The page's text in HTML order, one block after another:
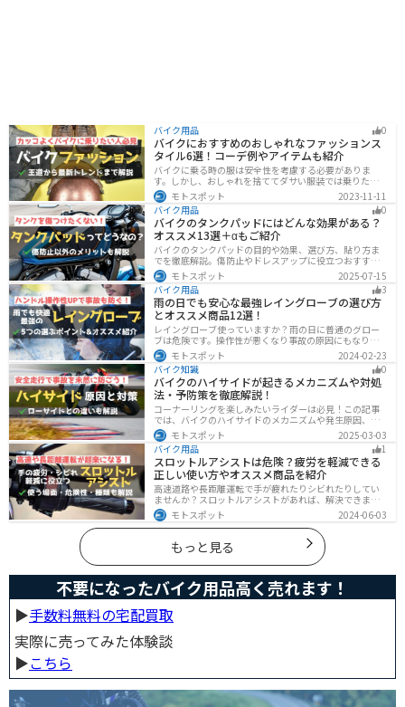
バイク用品 0
バイクにおすすめのおしゃれなファッションス
タイル6選！コーデ例やアイテムも紹介
バイクに乗る時の服は安全性を考慮する必要がありま
す。しかし、おしゃれを捨ててダサい服装では乗りたく
ないですよね？せっかくならカッコよく風を切って街を
歩きたいもの。この記事では、そんな願いを叶えるた
め、王道から流行ファッションまでバイクに乗るときの
ファッションを解説します。
モトスポット
2023-11-11
バイク用品
0
バイクのタンクパッドにはどんな効果がある？
オススメ13選＋αもご紹介
バイクのタンクパッドの目的や効果、選び方、貼り方ま
でを徹底解説。傷防止やドレスアップに役立つおすすめ
アイテムも紹介。初心者にも分かりやすい内容で、タン
クパッド選びに迷っている方に最適な情報をお届けしま
す。
モトスポット
2025-07-15
バイク用品
3
雨の日でも安心な最強レイングローブの選び方
とオススメ商品12選！
レイングローブ使っていますか？雨の日に普通のグロー
ブは危険です。操作性が悪くなり事故の原因にもなりま
す。安全と快適に運転するためにもしっかりとしたレイ
ングローブを準備しておきましょう。この記事ではレイ
ングローブの選び方とオススメを紹介します。
モトスポット
2024-02-23
バイク知識
0
バイクのハイサイドが起きるメカニズムや対処
法・予防策を徹底解説！
コーナーリングを楽しみたいライダーは必見！この記事
では、バイクのハイサイドのメカニズムや発生原因、対
処法、予防策を解説しています。実は、バイクのハイサ
イドは危険な現象ですが、正しい知識と対策で防ぐこと
が可能です。この記事を読めば、ハイサイドのリスクを
減らせます。
モトスポット
2025-03-03
バイク用品
1
スロットルアシストは危険？疲労を軽減できる
正しい使い方やオススメ商品を紹介
高速道路や長距離運転で手が疲れたりシビれたりしてい
ませんか？スロットルアシストがあれば、解決できま
す。この記事ではスロットルアシストを安全に使う場
面、危険性、種類、オススメの商品について解説しま
す。長距離運転をもっと楽にしたいと思っている人は参
考にしてください。
モトスポット 2024-06-03
もっと見る
不要になったバイク用品高く売れます！
▶︎手数料無料の宅配買取
実際に売ってみた体験談
▶︎こちら